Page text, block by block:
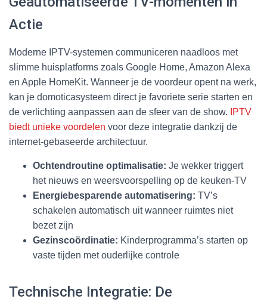
Actie
Moderne IPTV-systemen communiceren naadloos met
slimme huisplatforms zoals Google Home, Amazon Alexa
en Apple HomeKit. Wanneer je de voordeur opent na werk,
kan je domoticasysteem direct je favoriete serie starten en
de verlichting aanpassen aan de sfeer van de show.
IPTV
biedt unieke voordelen voor deze integratie dankzij de
internet-gebaseerde architectuur.
Ochtendroutine optimalisatie: Je wekker triggert
het nieuws en weersvoorspelling op de keuken-TV
Energiebesparende automatisering: TV’s
schakelen automatisch uit wanneer ruimtes niet
bezet zijn
Gezinscoördinatie: Kinderprogramma’s starten op
vaste tijden met ouderlijke controle
Technische Integratie: De